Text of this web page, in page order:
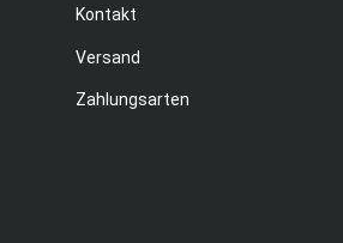
Kontakt
Versand
Zahlungsarten